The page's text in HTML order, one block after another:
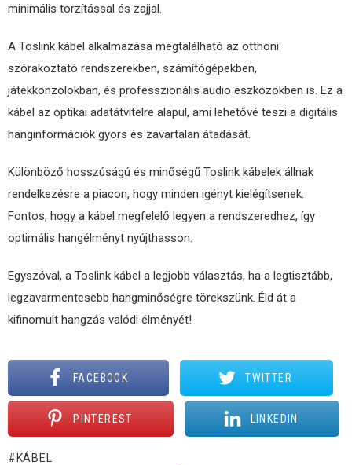
minimális torzítással és zajjal.
A Toslink kábel alkalmazása megtalálható az otthoni
szórakoztató rendszerekben, számítógépekben,
játékkonzolokban, és professzionális audio eszközökben is. Ez a
kábel az optikai adatátvitelre alapul, ami lehetővé teszi a digitális
hanginformációk gyors és zavartalan átadását.
Különböző hosszúságú és minőségű Toslink kábelek állnak
rendelkezésre a piacon, hogy minden igényt kielégítsenek.
Fontos, hogy a kábel megfelelő legyen a rendszeredhez, így
optimális hangélményt nyújthasson.
Egyszóval, a Toslink kábel a legjobb választás, ha a legtisztább,
legzavarmentesebb hangminőségre törekszünk. Éld át a
kifinomult hangzás valódi élményét!
FACEBOOK TWITTER
PINTEREST LINKEDIN
KÁBEL